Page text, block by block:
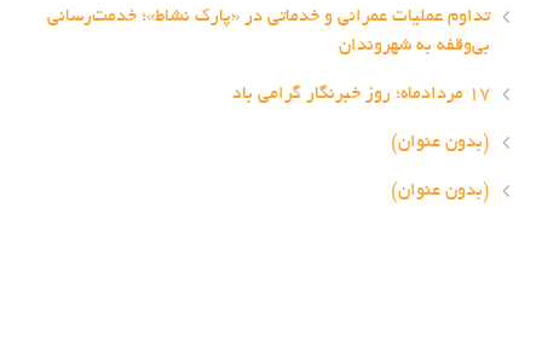
تداوم عملیات عمرانی و خدماتی در «پارک نشاط»؛ خدمت‌رسانی
بی‌وقفه به شهروندان
۱۷ مردادماه؛ روز خبرنگار گرامی باد
(بدون عنوان)
(بدون عنوان)